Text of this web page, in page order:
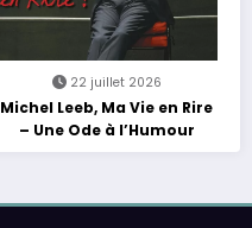
22 juillet 2026
Michel Leeb, Ma Vie en Rire
– Une Ode à l’Humour